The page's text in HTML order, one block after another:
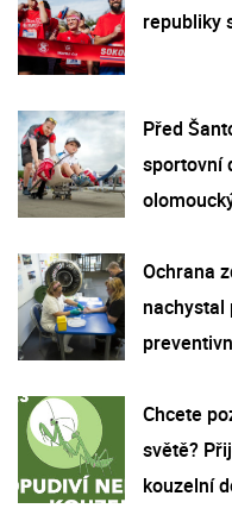
republiky
Před
sportovní
Ochrana
nachystal
Chcete
světě?
kouzelní